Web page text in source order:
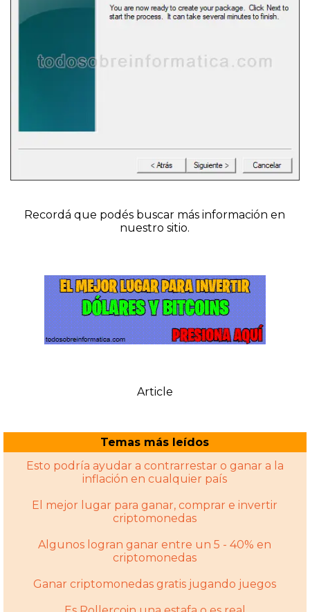
Recordá que podés buscar más información en
nuestro sitio.
Article
Temas más leídos
Esto podría ayudar a contrarrestar o ganar a la
inflación en cualquier país
El mejor lugar para ganar, comprar e invertir
criptomonedas
Algunos logran ganar entre un 5 - 40% en
criptomonedas
Ganar criptomonedas gratis jugando juegos